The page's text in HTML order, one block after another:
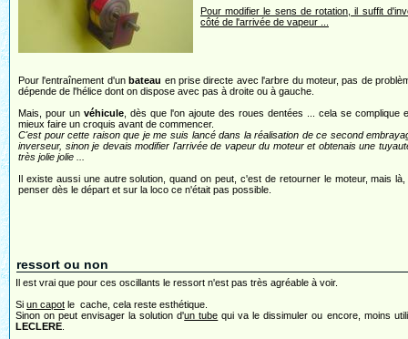
Pour modifier le sens de rotation, il suffit
côté de l'arrivée de vapeur ...
Pour l'entraînement d'un bateau en prise directe avec l'arbre du moteur, pas de
dépende de l'hélice dont on dispose avec pas à droite ou à gauche.
Mais, pour un véhicule , dès que l'on ajoute des roues dentées ... cela se complique
mieux faire un croquis avant de commencer.
C'est pour cette raison que je me suis lancé dans la réalisation de ce second
inverseur, sinon je devais modifier l'arrivée de vapeur du moteur et obtenais une
très jolie jolie ...
Il existe aussi une autre solution, quand on peut, c'est de retourner le moteur, mais
penser dès le départ et sur la loco ce n'était pas possible.
ressort ou non
Il est vrai que pour ces oscillants le ressort n'est pas très agréable à voir.
Si un capot le cache, cela reste esthétique.
Sinon on peut envisager la solution d'un tube qui va le dissimuler ou encore, moins
LECLERE